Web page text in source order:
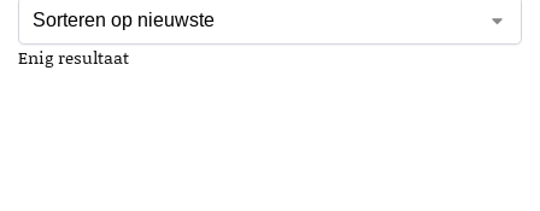
Enig resultaat